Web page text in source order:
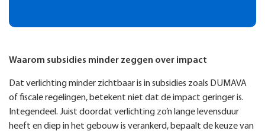
Waarom subsidies minder zeggen over impact
Dat verlichting minder zichtbaar is in subsidies zoals DUMAVA
of fiscale regelingen, betekent niet dat de impact geringer is.
Integendeel. Juist doordat verlichting zo’n lange levensduur
heeft en diep in het gebouw is verankerd, bepaalt de keuze van